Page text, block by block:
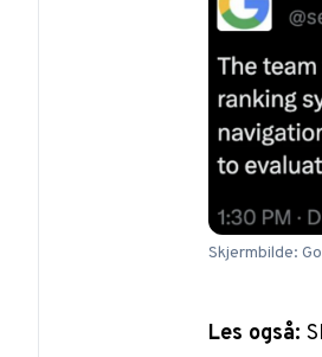
Skjermbilde:
Les også: